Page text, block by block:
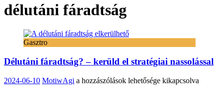
délutáni fáradtság
Gasztro
Délutáni fáradtság? – kerüld el stratégiai nassolással
2024-06-10 MotiwAgi Délutáni
a hozzászólások lehetősége kikapcsolva